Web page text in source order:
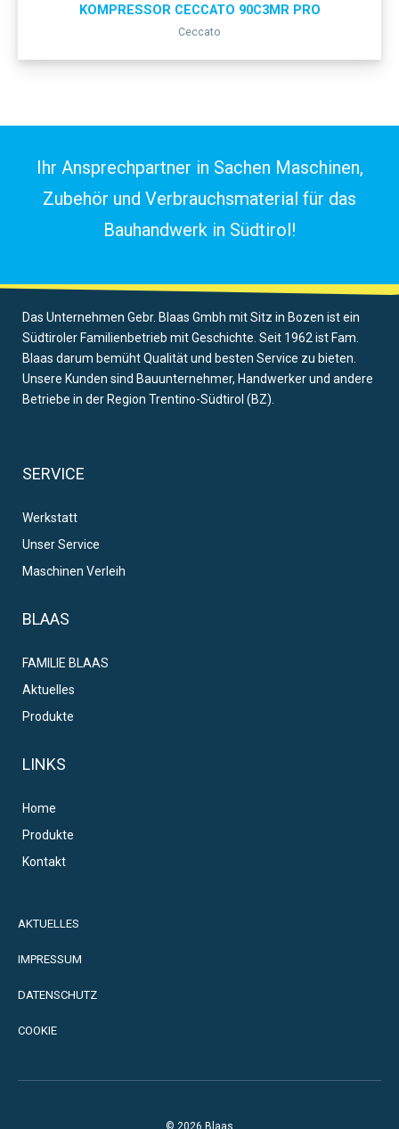
KOMPRESSOR CECCATO 90C3MR PRO
Ceccato
Ihr Ansprechpartner in Sachen Maschinen,
Zubehör und Verbrauchsmaterial für das
Bauhandwerk in Südtirol!
Das Unternehmen Gebr. Blaas Gmbh mit Sitz in Bozen ist ein
Südtiroler Familienbetrieb mit Geschichte. Seit 1962 ist Fam.
Blaas darum bemüht Qualität und besten Service zu bieten.
Unsere Kunden sind Bauunternehmer, Handwerker und andere
Betriebe in der Region Trentino-Südtirol (BZ).
SERVICE
Werkstatt
Unser Service
Maschinen Verleih
BLAAS
FAMILIE BLAAS
Aktuelles
Produkte
LINKS
Home
Produkte
Kontakt
AKTUELLES
IMPRESSUM
DATENSCHUTZ
COOKIE
© 2026 Blaas